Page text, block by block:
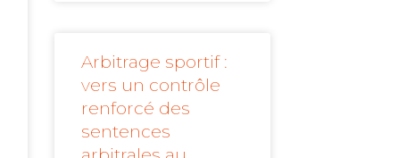
Arbitrage sportif :
vers un contrôle
renforcé des
sentences